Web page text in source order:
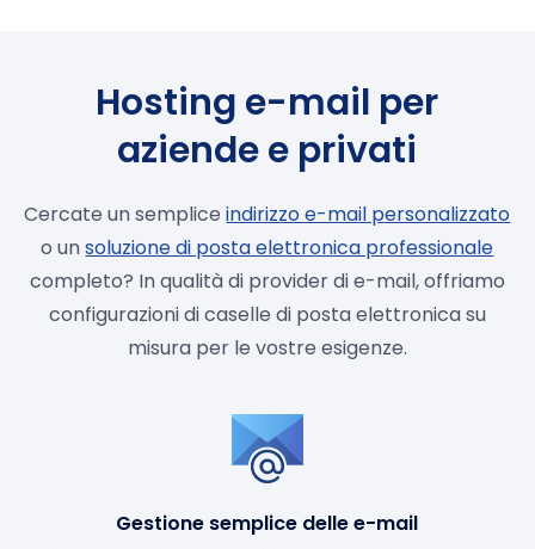
Hosting e-mail per
aziende e privati
Cercate un sempliceindirizzo e-mail personalizzato
o unsoluzione di posta elettronica professionale
completo? In qualità di provider di e-mail, offriamo
configurazioni di caselle di posta elettronica su
misura per le vostre esigenze.
Gestione semplice delle e-mail